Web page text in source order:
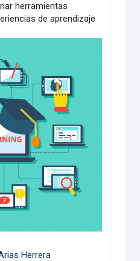
herramientas
de aprendizaje
Herrera